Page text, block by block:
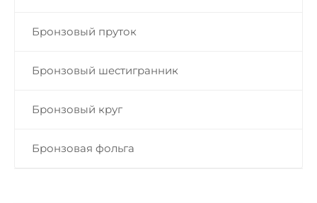
Бронзовый пруток
Бронзовый шестигранник
Бронзовый круг
Бронзовая фольга